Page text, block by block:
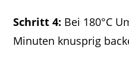
Schritt 4: Bei 180°C
Minuten knusprig